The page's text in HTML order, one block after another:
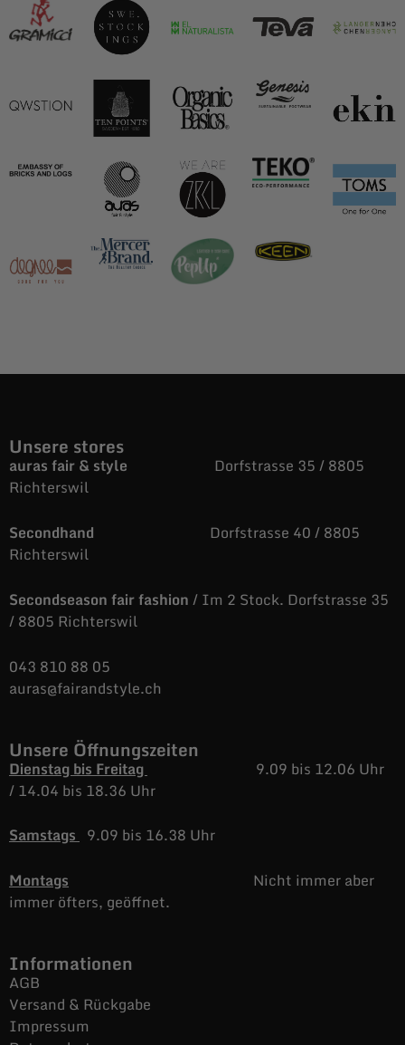
Unsere stores
auras fair & style Dorfstrasse 35 / 8805
Richterswil
Secondhand Dorfstrasse 40 / 8805
Richterswil
Secondseason fair fashion/ Im 2 Stock. Dorfstrasse 35
/ 8805 Richterswil
043 810 88 05
auras@fairandstyle.ch
Unsere Öffnungszeiten
Dienstag bis Freitag
9.09 bis 12.06 Uhr
/14.04 bis 18.36 Uhr
Samstags 9.09 bis 16.38 Uhr
Montags
Nicht immer aber
immer öfters, geöffnet.
Informationen
AGB
Versand & Rückgabe
Impressum